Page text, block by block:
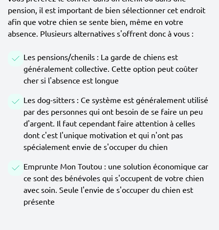
pension, il est important de bien sélectionner cet endroit
afin que votre chien se sente bien, même en votre
absence. Plusieurs alternatives s'offrent donc à vous :
Les pensions/chenils : La garde de chiens est
généralement collective. Cette option peut coûter
cher si l'absence est longue
Les dog-sitters : Ce système est généralement utilisé
par des personnes qui ont besoin de se faire un peu
d'argent. Il faut cependant faire attention à celles
dont c'est l'unique motivation et qui n'ont pas
spécialement envie de s'occuper du chien
Emprunte Mon Toutou : une solution économique car
ce sont des bénévoles qui s'occupent de votre chien
avec soin. Seule l'envie de s'occuper du chien est
présente